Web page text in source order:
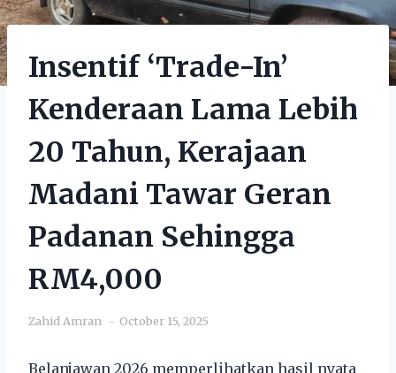
Insentif ‘Trade-In’
Kenderaan Lama Lebih
20 Tahun, Kerajaan
Madani Tawar Geran
Padanan Sehingga
RM4,000
Zahid Amran October 15, 2025
Belanjawan 2026 memperlihatkan hasil nyata